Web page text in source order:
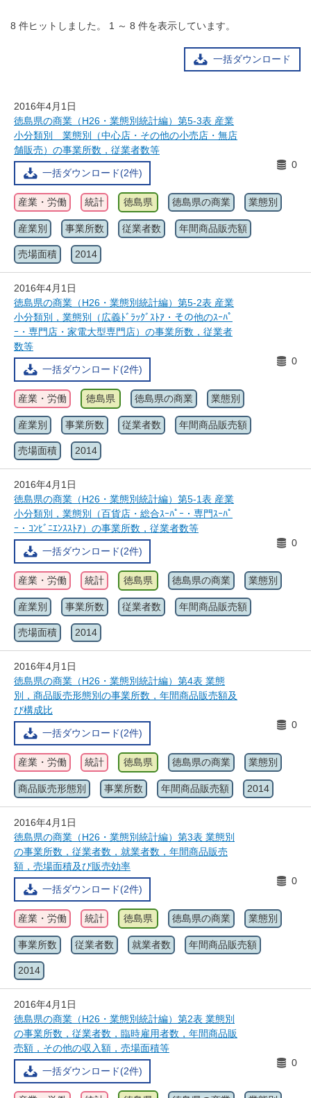
8 件ヒットしました。 1 ～ 8 件を表示しています。
一括ダウンロード
2016年4月1日
徳島県の商業（H26・業態別統計編）第5-3表 産業
小分類別 業態別（中心店・その他の小売店・無店
舗販売）の事業所数，従業者数等
一括ダウンロード(2件)
0
産業・労働 統計 徳島県 徳島県の商業 業態別
産業別 事業所数 従業者数 年間商品販売額
売場面積 2014
2016年4月1日
徳島県の商業（H26・業態別統計編）第5-2表 産業
小分類別，業態別（広義ﾄﾞﾗｯｸﾞｽﾄｱ・その他のｽｰﾊﾟ
ｰ・専門店・家電大型専門店）の事業所数，従業者
数等
一括ダウンロード(2件)
0
産業・労働 徳島県 徳島県の商業 業態別
産業別 事業所数 従業者数 年間商品販売額
売場面積 2014
2016年4月1日
徳島県の商業（H26・業態別統計編）第5-1表 産業
小分類別，業態別（百貨店・総合ｽｰﾊﾟｰ・専門ｽｰﾊﾟ
ｰ・ｺﾝﾋﾞﾆｴﾝｽｽﾄｱ）の事業所数，従業者数等
一括ダウンロード(2件)
0
産業・労働 統計 徳島県 徳島県の商業 業態別
産業別 事業所数 従業者数 年間商品販売額
売場面積 2014
2016年4月1日
徳島県の商業（H26・業態別統計編）第4表 業態
別，商品販売形態別の事業所数，年間商品販売額及
び構成比
一括ダウンロード(2件)
0
産業・労働 統計 徳島県 徳島県の商業 業態別
商品販売形態別 事業所数 年間商品販売額 2014
2016年4月1日
徳島県の商業（H26・業態別統計編）第3表 業態別
の事業所数，従業者数，就業者数，年間商品販売
額，売場面積及び販売効率
一括ダウンロード(2件)
0
産業・労働 統計 徳島県 徳島県の商業 業態別
事業所数 従業者数 就業者数 年間商品販売額
2014
2016年4月1日
徳島県の商業（H26・業態別統計編）第2表 業態別
の事業所数，従業者数，臨時雇用者数，年間商品販
売額，その他の収入額，売場面積等
一括ダウンロード(2件)
0